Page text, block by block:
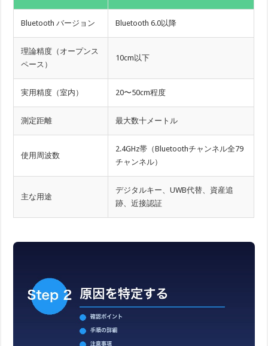
Bluetooth バージョン Bluetooth 6.0以降
理論精度（オープンス
ペース）
10cm以下
実用精度（室内） 20〜50cm程度
測定距離 最大数十メートル
使用周波数
2.4GHz帯（Bluetoothチャンネル全79
チャンネル）
主な用途
デジタルキー、UWB代替、資産追
跡、近接認証